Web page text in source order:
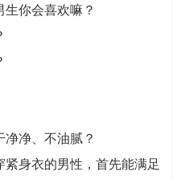
你会喜欢嘛？
净、不油腻？
身衣的男性，首先能满足